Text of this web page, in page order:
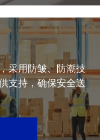
采用防皱、防潮技
支持，确保安全送